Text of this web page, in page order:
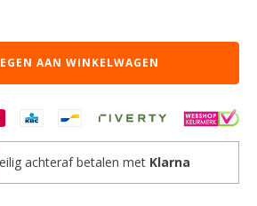
AAN WINKELWAGEN
achteraf betalen met Klarna